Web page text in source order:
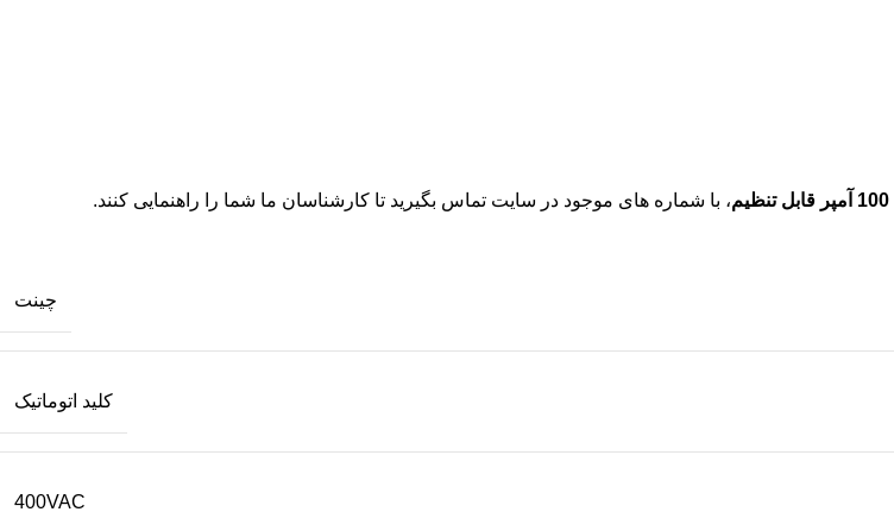
، با شماره های موجود در سایت تماس بگیرید تا کارشناسان ما شما را راهنمایی کنند.
چینت
کلید اتوماتیک
400VAC